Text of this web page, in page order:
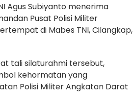
Agus Subiyanto menerima
Pusat Polisi Militer
di Mabes TNI, Cilangkap,
tali silaturahmi tersebut,
kehormatan yang
Polisi Militer Angkatan Darat